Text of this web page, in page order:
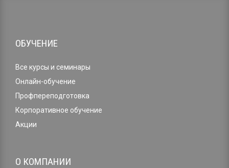
ОБУЧЕНИЕ
Все курсы и семинары
Онлайн-обучение
Профпереподготовка
Корпоративное обучение
Акции
О КОМПАНИИ